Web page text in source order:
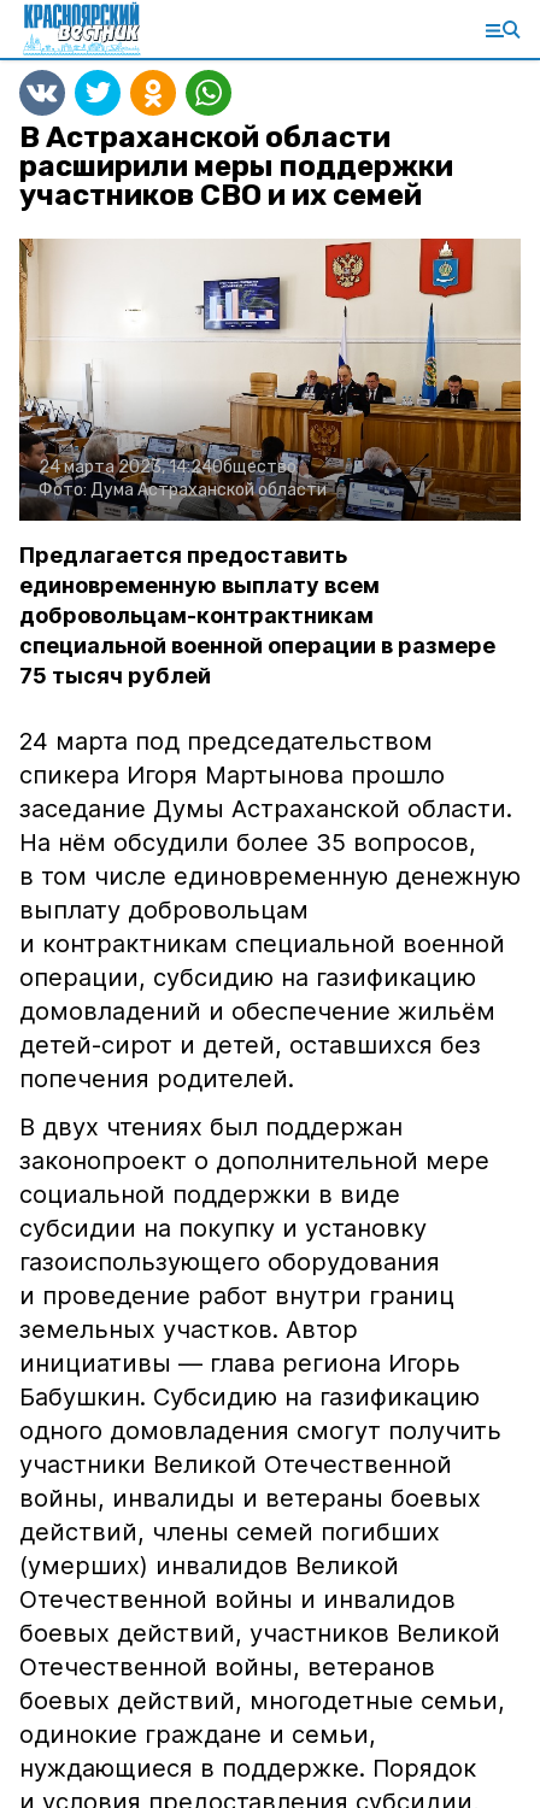
В Астраханской области
расширили меры поддержки
участников СВО и их семей
24 марта 2023, 14:24Общество
Фото: Дума Астраханской области
Предлагается предоставить
единовременную выплату всем
добровольцам-контрактникам
специальной военной операции в размере
75 тысяч рублей
24 марта под председательством
спикера Игоря Мартынова прошло
заседание Думы Астраханской области.
На нём обсудили более 35 вопросов,
в том числе единовременную денежную
выплату добровольцам
и контрактникам специальной военной
операции, субсидию на газификацию
домовладений и обеспечение жильём
детей-сирот и детей, оставшихся без
попечения родителей.
В двух чтениях был поддержан
законопроект о дополнительной мере
социальной поддержки в виде
субсидии на покупку и установку
газоиспользующего оборудования
и проведение работ внутри границ
земельных участков. Автор
инициативы — глава региона Игорь
Бабушкин. Субсидию на газификацию
одного домовладения смогут получить
участники Великой Отечественной
войны, инвалиды и ветераны боевых
действий, члены семей погибших
(умерших) инвалидов Великой
Отечественной войны и инвалидов
боевых действий, участников Великой
Отечественной войны, ветеранов
боевых действий, многодетные семьи,
одинокие граждане и семьи,
нуждающиеся в поддержке. Порядок
и условия предоставления субсидии,